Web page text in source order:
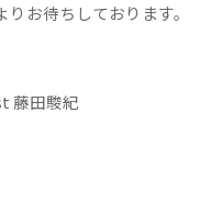
りお待ちしております。
藤田駿紀